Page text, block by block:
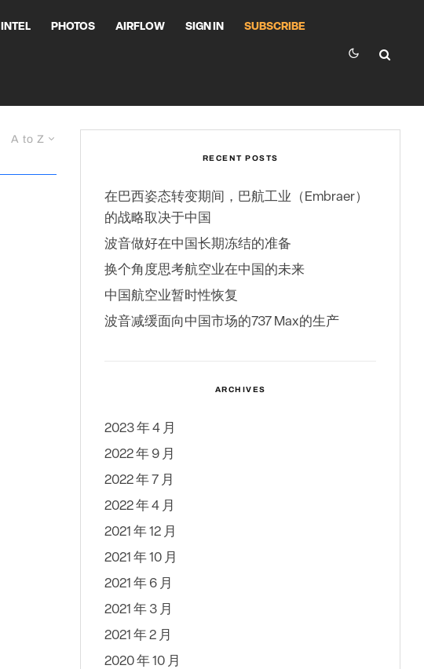
INTEL PHOTOS AIRFLOW SIGN IN SUBSCRIBE
A to Z
RECENT POSTS
在巴西姿态转变期间，巴航工业（Embraer）
的战略取决于中国
波音做好在中国长期冻结的准备
换个角度思考航空业在中国的未来
中国航空业暂时性恢复
波音减缓面向中国市场的737 Max的生产
ARCHIVES
2023 年 4 月
2022 年 9 月
2022 年 7 月
2022 年 4 月
2021 年 12 月
2021 年 10 月
2021 年 6 月
2021 年 3 月
2021 年 2 月
2020 年 10 月